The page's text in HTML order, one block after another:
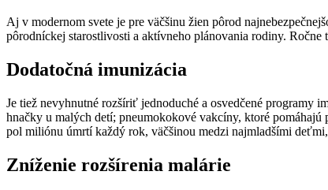
Aj v modernom svete je pre väčšinu žien pôrod
pôrodníckej starostlivosti a aktívneho plánovania rodiny.
Dodatočná imunizácia
Je tiež nevyhnutné rozšíriť jednoduché a osvedčené programy
hnačky u malých detí; pneumokokové vakcíny, ktoré
pol miliónu úmrtí každý rok, väčšinou medzi najmladšími
Zníženie rozšírenia malárie